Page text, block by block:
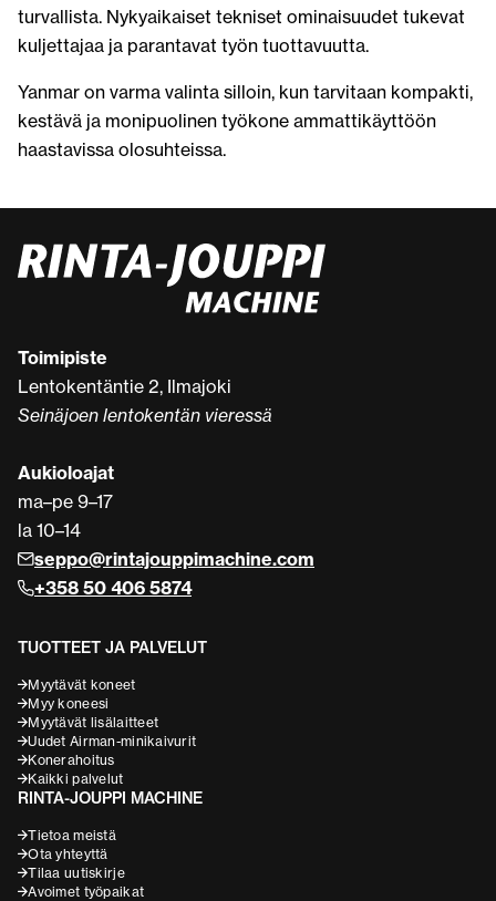
turvallista. Nykyaikaiset tekniset ominaisuudet tukevat
kuljettajaa ja parantavat työn tuottavuutta.
Yanmar on varma valinta silloin, kun tarvitaan kompakti,
kestävä ja monipuolinen työkone ammattikäyttöön
haastavissa olosuhteissa.
Toimipiste
Lentokentäntie 2, Ilmajoki
Seinäjoen lentokentän vieressä
Aukioloajat
ma–pe 9–17
la 10–14
seppo@rintajouppimachine.com
+358 50 406 5874
TUOTTEET JA PALVELUT
Myytävät koneet
Myy koneesi
Myytävät lisälaitteet
Uudet Airman-minikaivurit
Konerahoitus
Kaikki palvelut
RINTA-JOUPPI MACHINE
Tietoa meistä
Ota yhteyttä
Tilaa uutiskirje
Avoimet työpaikat